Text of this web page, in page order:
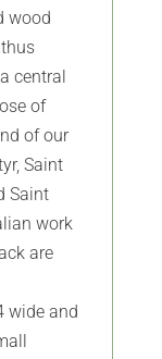
wood
central
of
of our
Saint
Saint
work
are
wide and